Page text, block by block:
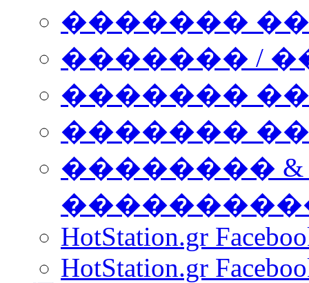
�������
������� /
�������
������� ���
��������
HotStation.gr
HotStation.gr